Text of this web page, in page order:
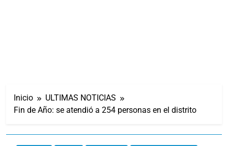
Inicio
ULTIMAS NOTICIAS
Fin de Año: se atendió a 254 personas en el distrito